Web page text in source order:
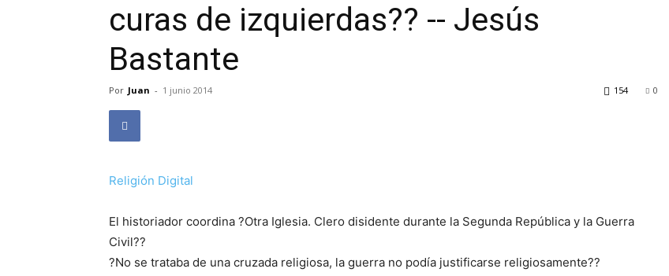
curas de izquierdas?? -- Jesús
Bastante
Por Juan - 1 junio 2014 0
154
Religión Digital
El historiador coordina ?Otra Iglesia. Clero disidente durante la Segunda República y la Guerra
Civil??
?No se trataba de una cruzada religiosa, la guerra no podía justificarse religiosamente??